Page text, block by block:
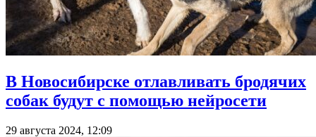
В Новосибирске отлавливать бродячих
собак будут с помощью нейросети
29 августа 2024, 12:09